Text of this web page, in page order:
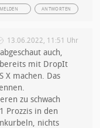
ANTWORTEN
MELDEN
13.06.2022, 11:51 Uhr
auch,
bereits mit DropIt
X machen. Das
zu schwach
Prozzis in den
nichts